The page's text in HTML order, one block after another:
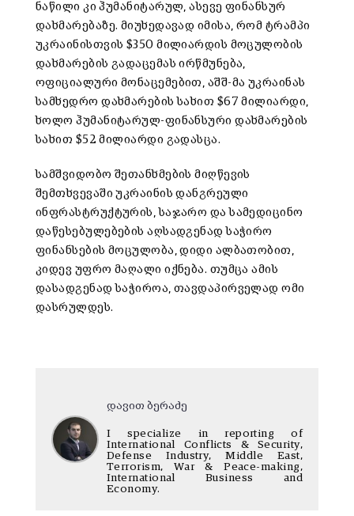
ნაწილი კი ჰუმანიტარულ, ასევე ფინანსურ
დახმარებაზე. მიუხედავად იმისა, რომ ტრამპი
უკრაინისთვის $350 მილიარდის მოცულობის
დახმარების გადაცემას ირწმუნება,
ოფიციალური მონაცემებით, აშშ-მა უკრაინას
სამხედრო დახმარების სახით $67 მილიარდი,
ხოლო ჰუმანიტარულ-ფინანსური დახმარების
სახით $52 მილიარდი გადასცა.
სამშვიდობო შეთანხმების მიღწევის
შემთხვევაში უკრაინის დანგრეული
ინფრასტრუქტურის, საჯარო და სამედიცინო
დაწესებულებების აღსადგენად საჭირო
ფინანსების მოცულობა, დიდი ალბათობით,
კიდევ უფრო მაღალი იქნება. თუმცა ამის
დასადგენად საჭიროა, თავდაპირველად ომი
დასრულდეს.
დავით ბერაძე
I specialize in reporting of
International Conflicts & Security,
Defense Industry, Middle East,
Terrorism, War & Peace-making,
International Business and
Economy.